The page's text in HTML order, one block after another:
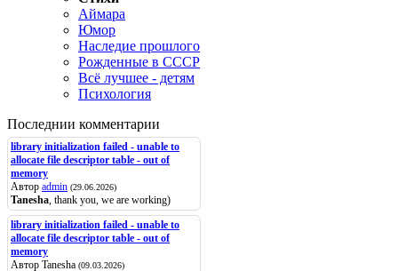
Аймара
Юмор
Наследие прошлого
Рожденные в СССР
Всё лучшее - детям
Психология
Последнии комментарии
library initialization failed - unable to
allocate file descriptor table - out of
memory
Автор admin (29.06.2026)
Tanesha, thank you, we are working)
library initialization failed - unable to
allocate file descriptor table - out of
memory
Автор Tanesha (09.03.2026)